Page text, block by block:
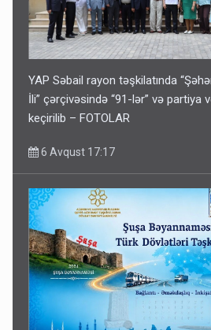
YAP Səbail rayon təşkilatında
İli” çərçivəsində “91-lər” və partiya
keçirilib – FOTOLAR
6 Avqust 17:17